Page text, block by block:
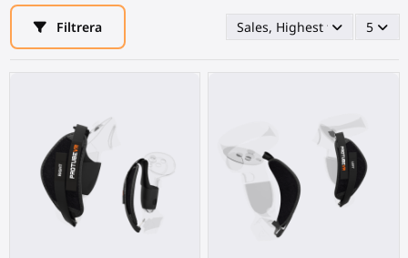
Filtrera Sales, Highest first 5